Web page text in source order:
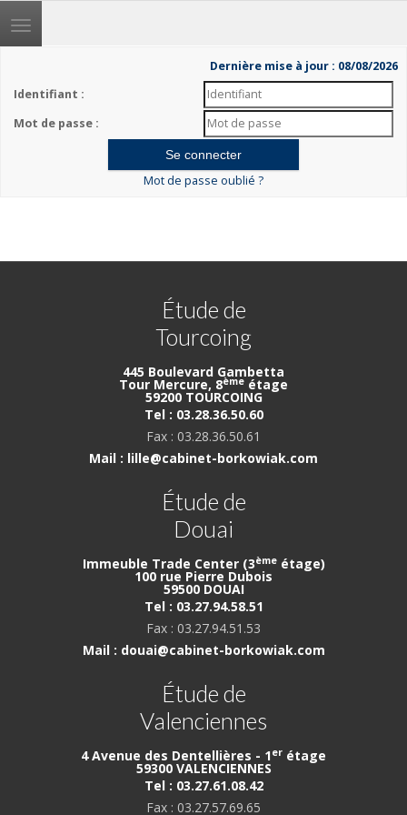
Toggle
navigation
Dernière mise à jour : 08/08/2026
Identifiant :
Mot de passe :
Mot de passe oublié ?
Étude de
Tourcoing
445 Boulevard Gambetta
Tour Mercure, 8ème étage
59200 TOURCOING
Tel : 03.28.36.50.60
Fax : 03.28.36.50.61
Mail : lille@cabinet-borkowiak.com
Étude de
Douai
Immeuble Trade Center (3èmeétage)
100 rue Pierre Dubois
59500 DOUAI
Tel : 03.27.94.58.51
Fax : 03.27.94.51.53
Mail : douai@cabinet-borkowiak.com
Étude de
Valenciennes
4 Avenue des Dentellières - 1er étage
59300 VALENCIENNES
Tel : 03.27.61.08.42
Fax : 03.27.57.69.65